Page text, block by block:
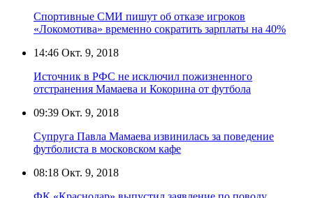
Спортивные СМИ пишут об отказе игроков
«Локомотива» временно сократить зарплаты на 40%
14:46 Окт. 9, 2018
Источник в РФС не исключил пожизненного
отстранения Мамаева и Кокорина от футбола
09:39 Окт. 9, 2018
Супруга Павла Мамаева извинилась за поведение
футболиста в московском кафе
08:18 Окт. 9, 2018